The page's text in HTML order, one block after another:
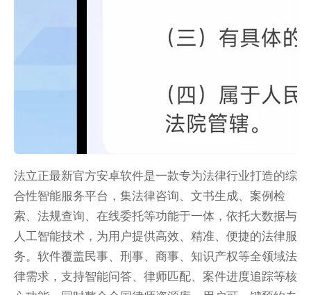
法立正最新官方安卓软件是一款专为法律行业打造的综
合性智能服务平台，集法律咨询、文书生成、案例检
索、法规查询、在线委托等功能于一体，依托大数据与
人工智能技术，为用户提供高效、精准、便捷的法律服
务。软件覆盖民事、刑事、商事、知识产权等全领域法
律需求，支持智能问答、律师匹配、案件进度追踪等核